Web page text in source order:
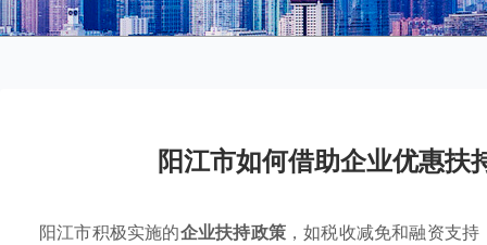
阳江市如何借助企业优惠扶
阳江市积极实施的企业扶持政策，如税收减免和融资支